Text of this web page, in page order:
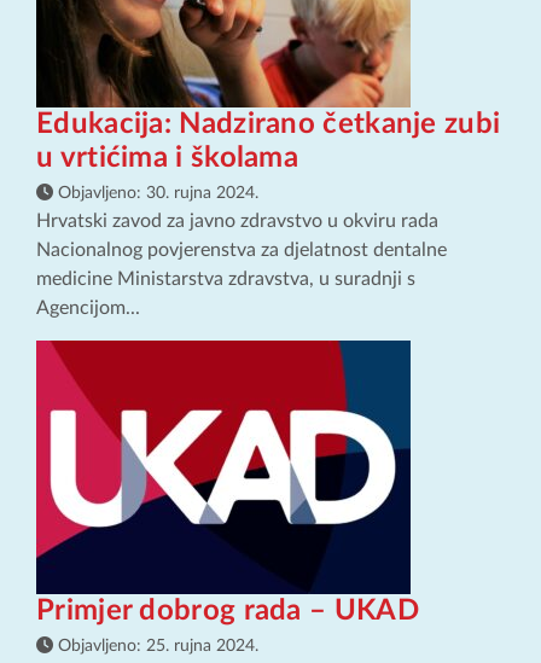
Edukacija: Nadzirano četkanje zubi
u vrtićima i školama
Objavljeno: 30. rujna 2024.
Hrvatski zavod za javno zdravstvo u okviru rada
Nacionalnog povjerenstva za djelatnost dentalne
medicine Ministarstva zdravstva, u suradnji s
Agencijom...
Primjer dobrog rada – UKAD
Objavljeno: 25. rujna 2024.